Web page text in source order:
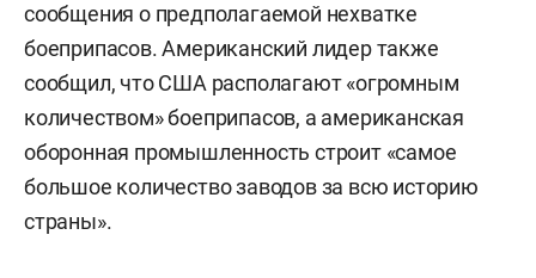
сообщения о предполагаемой нехватке
боеприпасов. Американский лидер также
сообщил, что США располагают «огромным
количеством» боеприпасов, а американская
оборонная промышленность строит «самое
большое количество заводов за всю историю
страны».